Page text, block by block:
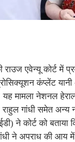
राउज एवेन्यू कोर्ट में
कंप्लेंट
मामला नेशनल
राहुल गांधी समेत अन्य
ने कोर्ट को बताया
ने अपराध की आय